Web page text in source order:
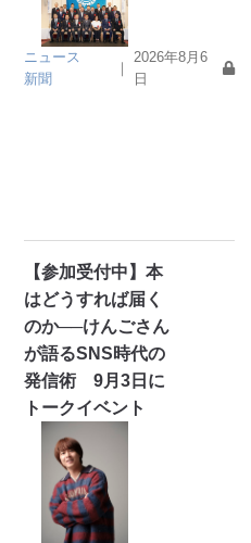
ニュース
新聞
｜
2026年8月6
日
【参加受付中】本
はどうすれば届く
のか──けんごさん
が語るSNS時代の
発信術 9月3日に
トークイベント